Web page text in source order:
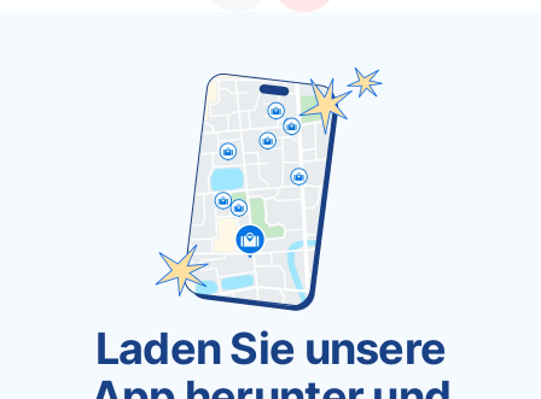
Laden Sie unsere